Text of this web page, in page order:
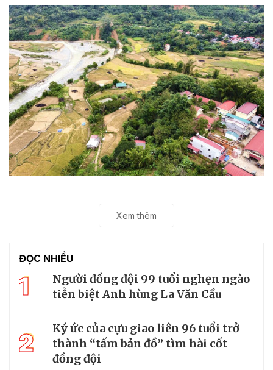
Xem thêm
ĐỌC NHIỀU
1
Người đồng đội 99 tuổi nghẹn ngào
tiễn biệt Anh hùng La Văn Cầu
2
Ký ức của cựu giao liên 96 tuổi trở
thành “tấm bản đồ” tìm hài cốt
đồng đội